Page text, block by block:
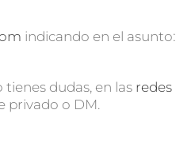
indicando en el asunto:
dudas, en las redes
privado o DM.